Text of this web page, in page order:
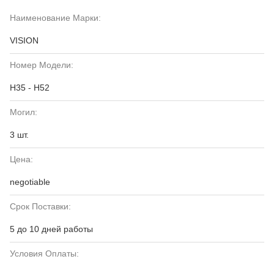
Наименование Марки:
VISION
Номер Модели:
Н35 - Н52
Могил:
3 шт.
Цена:
negotiable
Срок Поставки:
5 до 10 дней работы
Условия Оплаты: